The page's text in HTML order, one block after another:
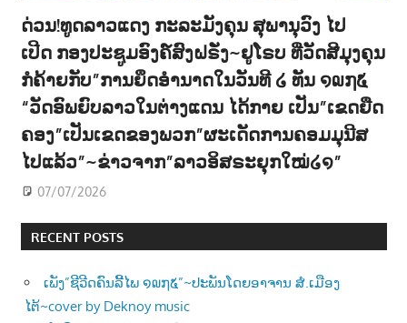
ດ່ວນ!ທູດລາວແດງ ກະລະມັງຄຸນ ສຸພານຸວົງ ໄປ
ເປີດ ກອງປະຊູມອົງຄ໌ສົງຝຣັ່ງ~ຢູໂຣບ ທີ່ວັດສີມຸງຄຸນ
ກໍຄ້າຍກັບ”ການຍຶດອຳນາດໃນວັນທີ ໒ ທັນ ໑໙໗໕
“ວັດອົພຍົບລາວໃນຕ່າງແດນ ໄດ້ກາຍ ເປັນ”ເຂດຍືດ
ຄອງ”ເປັນເຂດຂອງພວກ”ຜະເດັດການຄອມມຸນີສ
ໄປແລ້ວ”~ຂ່າວຈາກ”ລາວອິສຣະຍຸກໃໝ່໒໑”
07/07/2026
RECENT POSTS
ເພັງ”ຊີວີດຄົນລີ້ໄພ ໑໙໗໕”~ປະພັນໂດຍອາຈານ ສໍ.ເມືອງ
ໄຕ້~cover by Deknoy music